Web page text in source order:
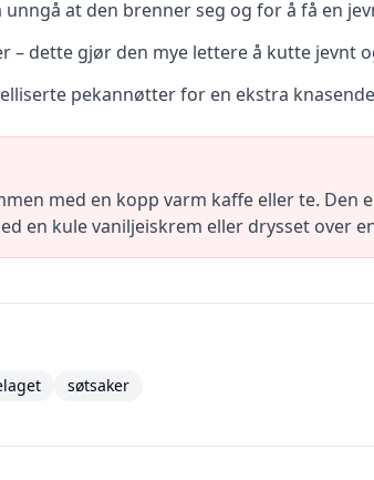
at den brenner seg og for å få en
dette gjør den mye lettere å kutte jevnt
pekannøtter for en ekstra
med en kopp varm kaffe eller te. Den
en kule vaniljeiskrem eller drysset over
søtsaker